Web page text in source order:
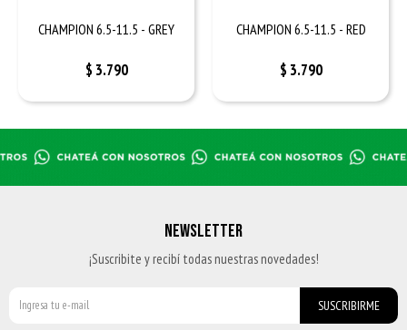
CHAMPION 6.5-11.5 - GREY
$ 3.790
CHAMPION 6.5-11.5 - RED
$ 3.790
NEWSLETTER
¡Suscribite y recibí todas nuestras novedades!
SUSCRIBIRME